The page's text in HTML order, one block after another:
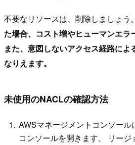
不要なリソースは、削除しましょう。
た場合、コスト増やヒューマンエラ
また、意図しないアクセス経路によ
なりえます。
未使用のNACLの確認方法
AWSマネージメントコンソー
コンソールを開きます。 リー